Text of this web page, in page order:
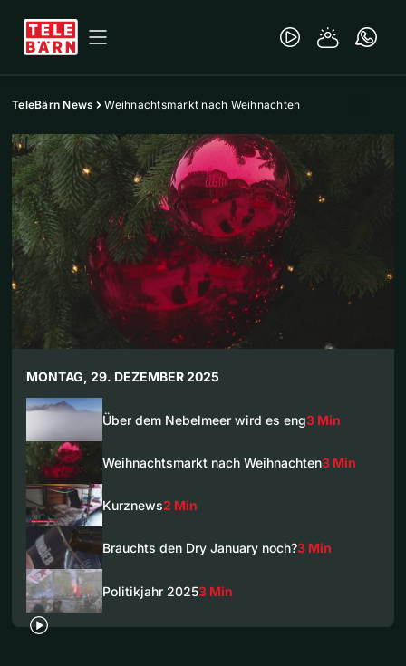
TeleBärn News Weihnachtsmarkt nach Weihnachten
MONTAG, 29. DEZEMBER 2025
Über dem Nebelmeer wird es eng3 Min
Weihnachtsmarkt nach Weihnachten3 Min
Kurznews2 Min
Brauchts den Dry January noch?3 Min
Politikjahr 20253 Min